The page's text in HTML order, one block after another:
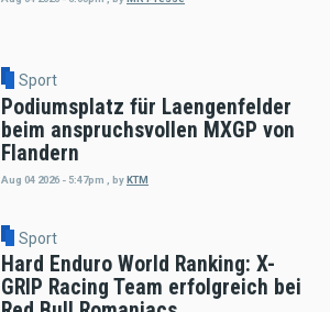
Sport
Podiumsplatz für Laengenfelder
beim anspruchsvollen MXGP von
Flandern
Aug 04 2026 - 5:47pm byKTM
Sport
Hard Enduro World Ranking: X-
GRIP Racing Team erfolgreich bei